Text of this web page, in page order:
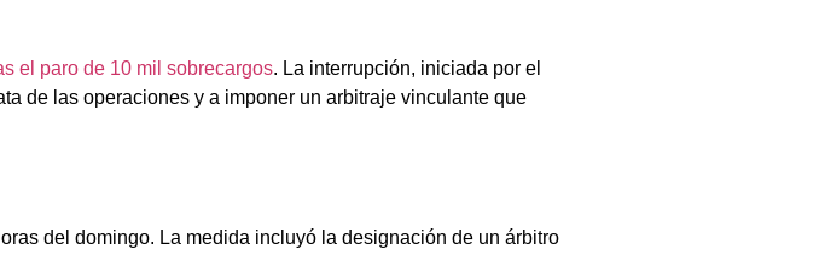
el paro de 10 mil sobrecargos. La interrupción, iniciada por el
de las operaciones y a imponer un arbitraje vinculante que
del domingo. La medida incluyó la designación de un árbitro